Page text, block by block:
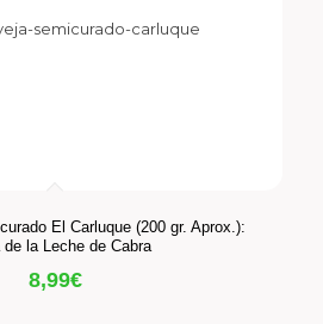
El Carluque (200 gr. Aprox.):
la Leche de Cabra
8,99€